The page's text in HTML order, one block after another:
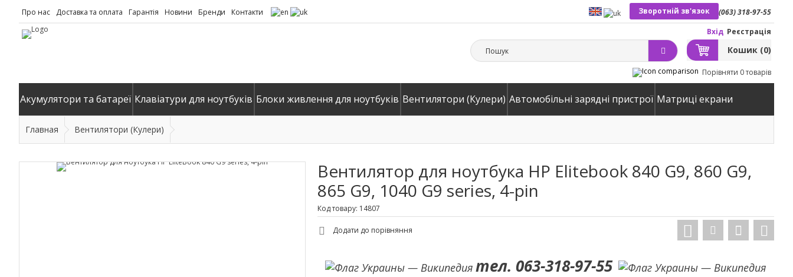
Про нас Доставка та оплата Гарантія Новини Бренди Контакти (063) 318-97-55
Зворотній зв'язок
Вхід Реєстрація
Кошик (0)
Порівняти 0 товарів
Акумулятори та батареї Клавіатури для ноутбуків Блоки живлення для ноутбуків Вентилятори (Кулери) Автомобільні зарядні пристрої Матриці екрани
Главная Вентилятори (Кулери)
Вентилятор для ноутбука HP Elitebook 840 G9, 860 G9,
865 G9, 1040 G9 series, 4-pin
Код товару: 14807
Додати до порівняння
тел. 063-318-97-55